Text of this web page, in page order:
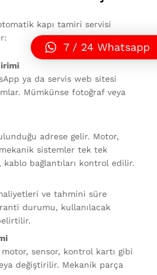
kapı tamiri servisi
ya da servis web sitesi
Mümkünse fotoğraf veya
adrese gelir. Motor,
sistemler tek tek
kablo bağlantıları kontrol edilir.
ve tahmini süre
durumu, kullanılacak
motor, sensor, kontrol kartı gibi
değiştirilir. Mekanik parça
7 / 24 Whatsapp